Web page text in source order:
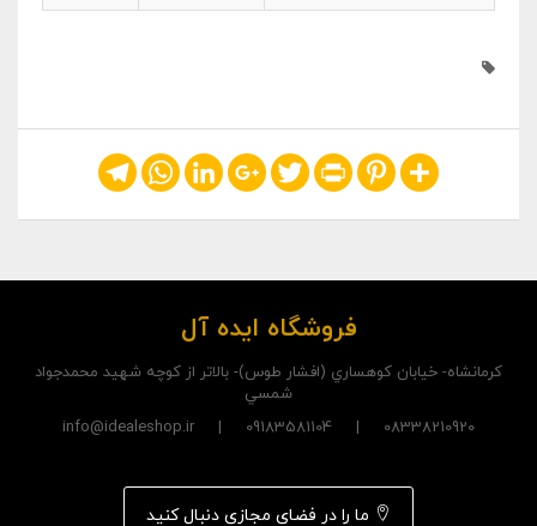
Share
Pinterest
Print
Twitter
Google+
LinkedIn
WhatsApp
Telegram
فروشگاه ایده آل
کرمانشاه- خيابان کوهساري (افشار طوس)- بالاتر از کوچه شهيد محمدجواد
شمسي
08338210920 | 09183581104 | info@idealeshop.ir
ما را در فضای مجازی دنبال کنید